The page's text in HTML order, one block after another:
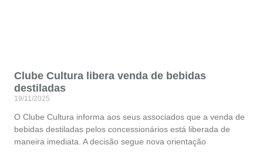
Clube Cultura libera venda de bebidas
destiladas
19/11/2025
O Clube Cultura informa aos seus associados que a venda de
bebidas destiladas pelos concessionários está liberada de
maneira imediata. A decisão segue nova orientação